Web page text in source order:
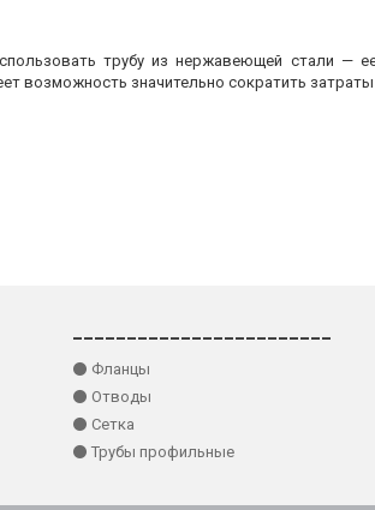
трубу из нержавеющей стали —
возможность значительно сократить
⚫ Фланцы
⚫ Отводы
⚫ Сетка
⚫ Трубы профильные